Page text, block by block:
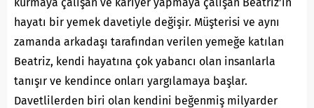
hayatı bir yemek davetiyle değişir. Müşterisi ve aynı
zamanda arkadaşı tarafından verilen yemeğe katılan
Beatriz, kendi hayatına çok yabancı olan insanlarla
tanışır ve kendince onları yargılamaya başlar.
Davetlilerden biri olan kendini beğenmiş milyarder